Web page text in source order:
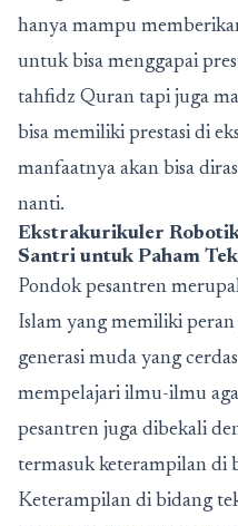
hanya mampu
untuk bisa menggapai
tahfidz Quran tapi juga
bisa memiliki prestasi di
manfaatnya akan bisa
nanti.
Ekstrakurikuler
Santri untuk Paham
Pondok pesantren
Islam yang memiliki
generasi muda yang
mempelajari ilmu-ilmu
pesantren juga dibekali
termasuk keterampilan di
Keterampilan di bidang